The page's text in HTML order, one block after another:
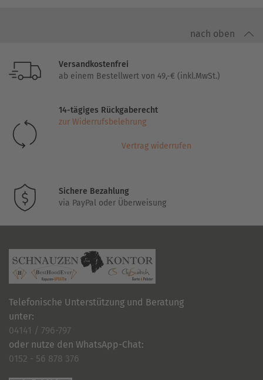
nach oben
Versandkostenfrei
ab einem Bestellwert von 49,-€ (inkl.MwSt.)
14-tägiges Rückgaberecht
zur Widerrufsbelehrung
Vertrag widerrufen
Sichere Bezahlung
via PayPal oder Überweisung
Telefonische Unterstützung und Beratung
unter:
04141 / 796-797
oder nutze den WhatsApp-Chat:
0152 - 56 878 376